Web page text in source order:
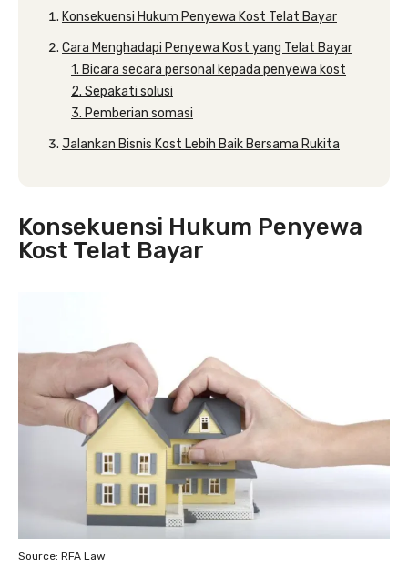
Konsekuensi Hukum Penyewa Kost Telat Bayar
Cara Menghadapi Penyewa Kost yang Telat Bayar
1. Bicara secara personal kepada penyewa kost
2. Sepakati solusi
3. Pemberian somasi
Jalankan Bisnis Kost Lebih Baik Bersama Rukita
Konsekuensi Hukum Penyewa
Kost Telat Bayar
Source: RFA Law